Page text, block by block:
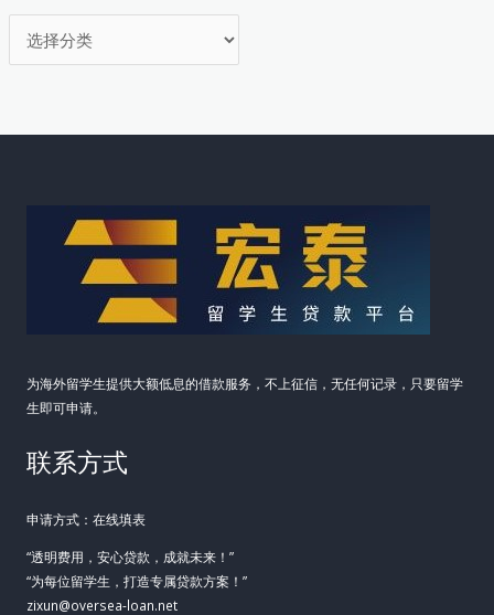
类
为海外留学生提供大额低息的借款服务，不上征信，无任何记录，只要留学
生即可申请。
联系方式
申请方式：在线填表
“透明费用，安心贷款，成就未来！”
“为每位留学生，打造专属贷款方案！”
zixun@oversea-loan.net